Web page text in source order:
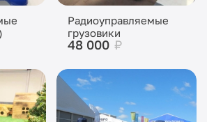
Радиоуправляемые
грузовики
48 000 ₽